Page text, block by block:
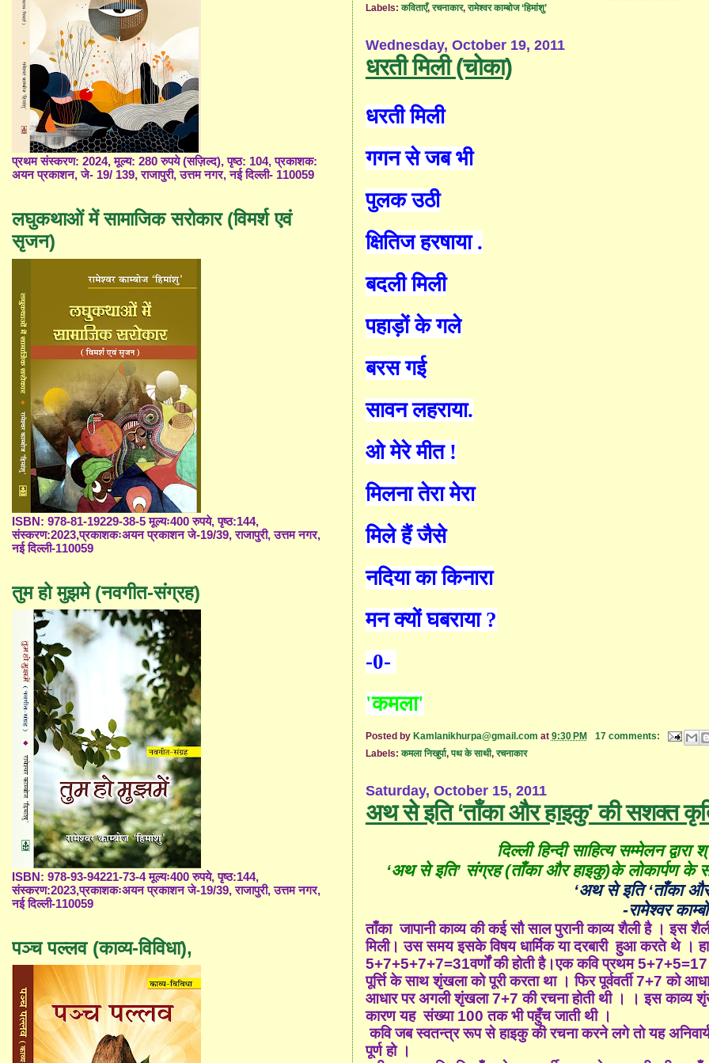
Labels:कविताएँ,रचनाकार,रामेश्वर काम्बोज ‘हिमांशु’
Wednesday, October 19, 2011
धरती मिली (चोका)
धरती मिली
गगन से जब भी
पुलक उठी
क्षितिज हरषाया .
बदली मिली
पहाड़ों के गले
बरस गई
सावन लहराया.
ओ मेरे मीत !
मिलना तेरा मेरा
मिले हैं जैसे
नदिया का किनारा
मन क्यों घबराया ?
-0-
'कमला'
Posted by Kamlanikhurpa@gmail.com at 9:30 PM
17 comments:
Labels:कमला निखुर्पा,पथ के साथी,रचनाकार
Saturday, October 15, 2011
अथ से इति ‘ताँका और हाइकु' की सशक्त
दिल्ली हिन्दी साहित्य सम्मेलन
‘अथ से इति’ संग्रह (ताँका और हाइकु)के लोकार्पण के
‘अथ से इति‘ताँका
-रामेश्वर
ताँका जापानी काव्य की कई सौ साल पुरानी काव्य शैली है । इस शैली
मिली। उस समय इसके विषय धार्मिक या दरबारी हुआ करते थे ।
5+7+5+7+7=31वर्णों की होती है।एक कवि प्रथम5+7+5=17
पूर्त्ति के साथ शृंखला को पूरी करता था । फिर पूर्ववर्ती7+7 को
आधार पर अगली शृंखला7+7 की रचना होती थी । ।इस काव्य
कारण यह संख्या100 तक भी पहुँच जाती थी ।
कवि जब स्वतन्त्र रूप से हाइकु की रचना करने लगे तो यह
पूर्ण हो ।
प्रथम संस्करण: 2024, मूल्य: 280 रुपये (सज़िल्द), पृष्ठ: 104, प्रकाशक:
अयन प्रकाशन, जे- 19/ 139, राजापुरी, उत्तम नगर, नई दिल्ली- 110059
लघुकथाओं में सामाजिक सरोकार (विमर्श एवं
सृजन)
ISBN: 978-81-19229-38-5 मूल्यः400 रुपये, पृष्ठ:144,
संस्करण:2023,प्रकाशकःअयन प्रकाशन जे-19/39, राजापुरी, उत्तम नगर,
नई दिल्ली-110059
तुम हो मुझमे (नवगीत-संग्रह)
ISBN: 978-93-94221-73-4 मूल्यः400 रुपये, पृष्ठ:144,
संस्करण:2023,प्रकाशकःअयन प्रकाशन जे-19/39, राजापुरी, उत्तम नगर,
नई दिल्ली-110059
पञ्च पल्लव (काव्य-विविधा),